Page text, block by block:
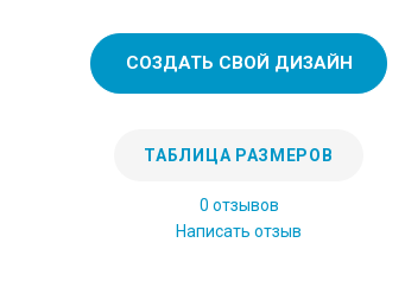
СОЗДАТЬ СВОЙ ДИЗАЙН
ТАБЛИЦА РАЗМЕРОВ
0 отзывов
Написать отзыв